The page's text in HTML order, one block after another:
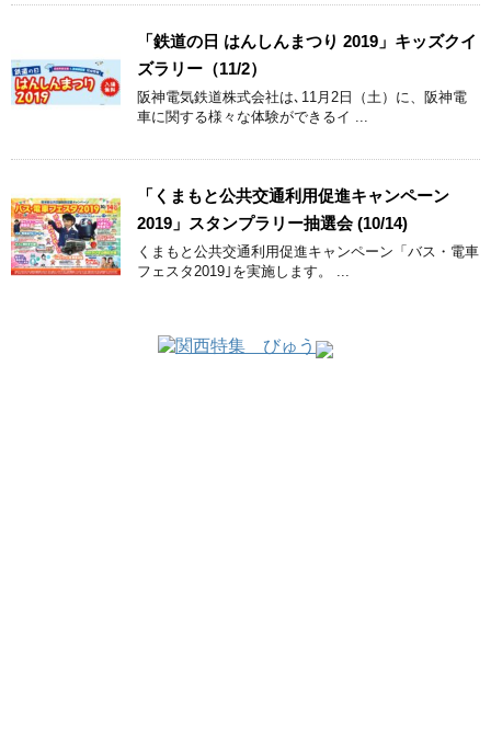
「鉄道の日 はんしんまつり 2019」キッズクイ
ズラリー（11/2）
阪神電気鉄道株式会社は､11月2日（土）に、阪神電
車に関する様々な体験ができるイ ...
「くまもと公共交通利用促進キャンペーン
2019」スタンプラリー抽選会 (10/14)
くまもと公共交通利用促進キャンペーン「バス・電車
フェスタ2019｣を実施します。 ...